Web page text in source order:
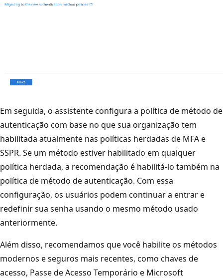
Em seguida, o assistente configura a política de método de
autenticação com base no que sua organização tem
habilitada atualmente nas políticas herdadas de MFA e
SSPR. Se um método estiver habilitado em qualquer
política herdada, a recomendação é habilitá-lo também na
política de método de autenticação. Com essa
configuração, os usuários podem continuar a entrar e
redefinir sua senha usando o mesmo método usado
anteriormente.
Além disso, recomendamos que você habilite os métodos
modernos e seguros mais recentes, como chaves de
acesso, Passe de Acesso Temporário e Microsoft